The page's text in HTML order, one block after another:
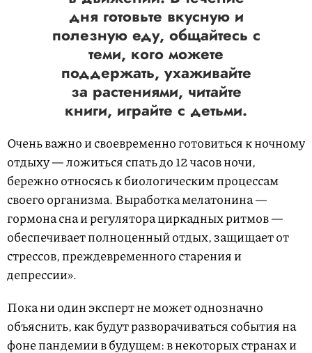
дня готовьте вкусную и
полезную еду, общайтесь с
теми, кого можете
поддержать, ухаживайте
за растениями, читайте
книги, играйте с детьми.
Очень важно и своевременно готовиться к ночному
отдыху — ложиться спать до 12 часов ночи,
бережно относясь к биологическим процессам
своего организма. Выработка мелатонина —
гормона сна и регулятора циркадных ритмов —
обеспечивает полноценный отдых, защищает от
стрессов, преждевременного старения и
депрессии».
Пока ни один эксперт не может однозначно
объяснить, как будут разворачиваться события на
фоне пандемии в будущем: в некоторых странах и